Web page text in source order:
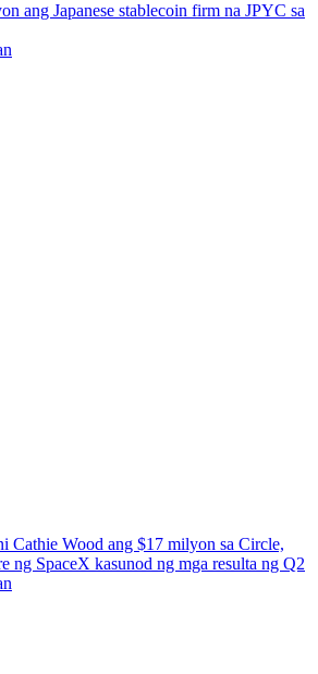
ang Japanese stablecoin firm na JPYC sa
Cathie Wood ang $17 milyon sa Circle,
ng SpaceX kasunod ng mga resulta ng Q2